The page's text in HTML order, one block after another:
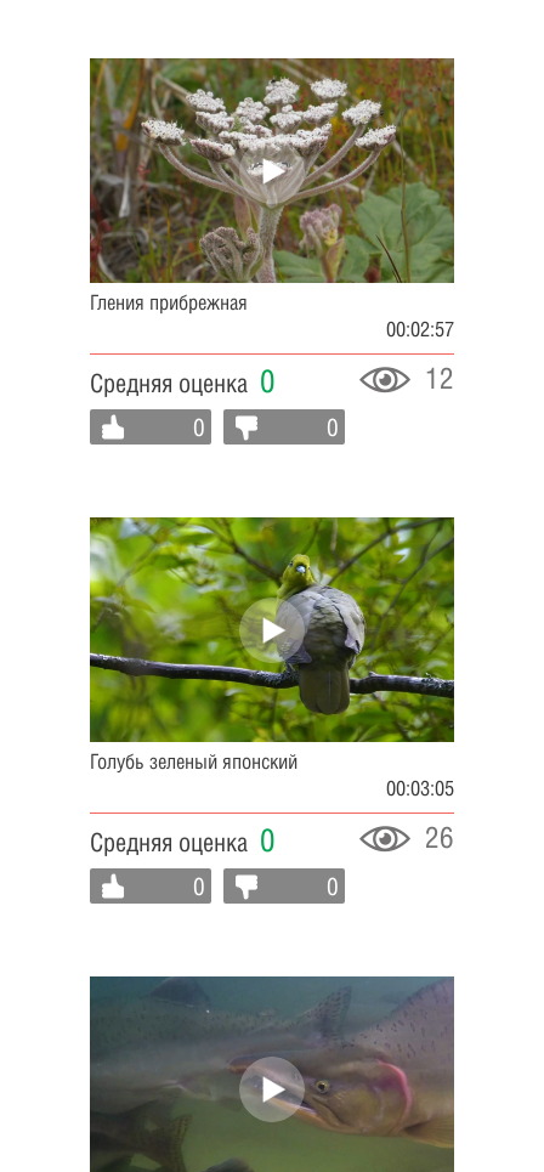
Гления прибрежная
00:02:57
Средняя оценка 0 12
0 0
Голубь зеленый японский
00:03:05
Средняя оценка 0 26
0 0